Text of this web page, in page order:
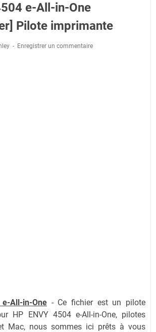
e-All-in-One
Pilote imprimante
Enregistrer un commentaire
All-in-One - Ce fichier est un pilote
HP ENVY 4504 e-All-in-One, pilotes
Mac, nous sommes ici prêts à vous